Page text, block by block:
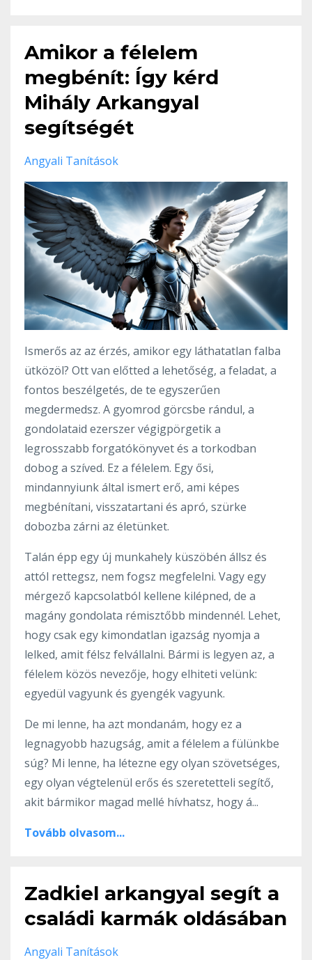
Amikor a félelem
megbénít: Így kérd
Mihály Arkangyal
segítségét
Angyali Tanítások
Ismerős az az érzés, amikor egy láthatatlan falba
ütközöl? Ott van előtted a lehetőség, a feladat, a
fontos beszélgetés, de te egyszerűen
megdermedsz. A gyomrod görcsbe rándul, a
gondolataid ezerszer végigpörgetik a
legrosszabb forgatókönyvet és a torkodban
dobog a szíved. Ez a félelem. Egy ősi,
mindannyiunk által ismert erő, ami képes
megbénítani, visszatartani és apró, szürke
dobozba zárni az életünket.
Talán épp egy új munkahely küszöbén állsz és
attól rettegsz, nem fogsz megfelelni. Vagy egy
mérgező kapcsolatból kellene kilépned, de a
magány gondolata rémisztőbb mindennél. Lehet,
hogy csak egy kimondatlan igazság nyomja a
lelked, amit félsz felvállalni. Bármi is legyen az, a
félelem közös nevezője, hogy elhiteti velünk:
egyedül vagyunk és gyengék vagyunk.
De mi lenne, ha azt mondanám, hogy ez a
legnagyobb hazugság, amit a félelem a fülünkbe
súg? Mi lenne, ha létezne egy olyan szövetséges,
egy olyan végtelenül erős és szeretetteli segítő,
akit bármikor magad mellé hívhatsz, hogy á...
Tovább olvasom...
Zadkiel arkangyal segít a
családi karmák oldásában
Angyali Tanítások